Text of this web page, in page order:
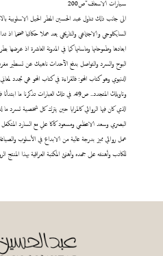
سيارات الاسعاف"ص200
السايكلوجي والاجتماعي والتاريخي يعد عملا حكائيا
ابعادها وطموحاتها وماساتها كما في المدونة العاشرة اذ
الدنيوي وهو كتاب المحو: فالقراءة في كتاب المحو هي تجدد
وتاويلك المتجدد.. ص49. في تلك العبارات
الذي كان فيها الروائي كالمرايا حين يترك كل شخصية تسرد
البصري وسعد الاعظمي ومسعود كاكا علي مع السارد المتكفل
عمل روائي مميز بدرجة عالية من الابداع في الأسلوب
للكاتب وأهنئه على جهده وأهنئ المكتبة العراقية بهذا المنتج